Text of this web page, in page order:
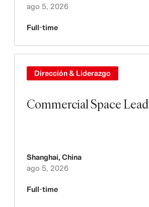
ago 5, 2026
Full-time
Commercial Space Lead
Dirección & Liderazgo
Shanghai, China
ago 5, 2026
Full-time